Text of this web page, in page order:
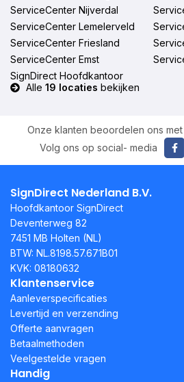
ServiceCenter Nijverdal
ServiceCenter Lemelerveld
ServiceCenter Friesland
ServiceCenter Emst
SignDirect Hoofdkantoor
Alle 19 locaties bekijken
Onze klanten beoordelen ons met
Volg ons op social- media
SignDirect Nederland B.V.
Hoofdkantoor SignDirect
Deventerweg 82
7451 MB Holten (NL)
BTW: NL.8198.57.671B01
KVK: 08180632
Klantenservice
Aanleverspecificaties
Levertijd en verzending
Offerte aanvragen
Betaalmethoden
Veelgestelde vragen
Handig